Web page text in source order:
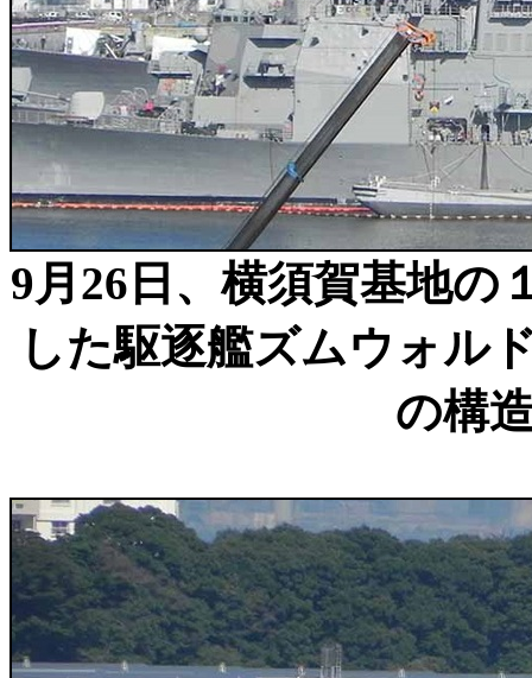
9月26日、横須賀基地の
した駆逐艦ズムウォル
の構